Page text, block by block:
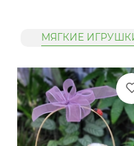
МЯГКИЕ